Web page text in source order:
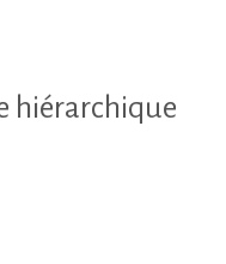
hiérarchique